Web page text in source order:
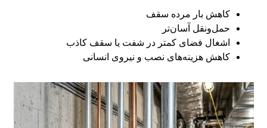
کاهش بار مرده سقف
حمل‌ونقل آسان‌تر
اشغال فضای کمتر در شفت یا سقف کاذب
کاهش هزینه‌های نصب و نیروی انسانی